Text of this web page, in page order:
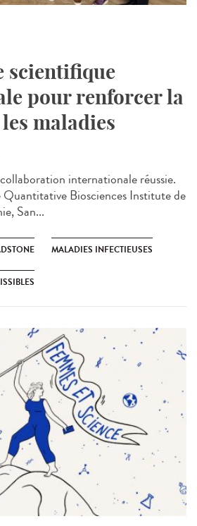
scientifique
pour renforcer la
maladies
internationale réussie.
Biosciences Institute de
San...
MALADIES INFECTIEUSES